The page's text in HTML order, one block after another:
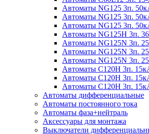
Автоматы NG125 3п.
Автоматы NG125 3п.
Автоматы NG125 3п.
Автоматы NG125H 3п.
Автоматы NG125N 3п.
Автоматы NG125N 3п.
Автоматы NG125N 3п.
Автоматы С120Н 3п.
Автоматы С120Н 3п.
Автоматы С120Н 3п.
Автоматы дифференциальные
Автоматы постоянного тока
Автоматы фаза+нейтраль
Аксессуары для монтажа
Выключатели